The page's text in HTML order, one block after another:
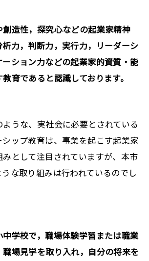
造性，探究心などの起業家精神
力，判断力，実行力，リーダーシ
ーション力などの起業家的資質・能
育であると認識しております。
うな、実社会に必要とされている
ップ教育は、事業を起こす起業家
として注目されていますが、本市
な取り組みは行われているのでし
学校で，職場体験学習または職業
場見学を取り入れ，自分の将来を